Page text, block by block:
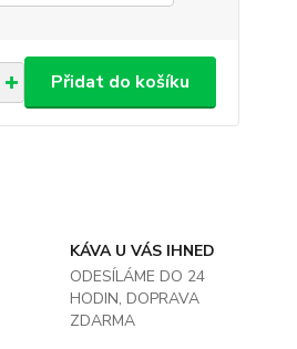
Přidat do košíku
KÁVA U VÁS IHNED
ODESÍLÁME DO 24
HODIN, DOPRAVA
ZDARMA